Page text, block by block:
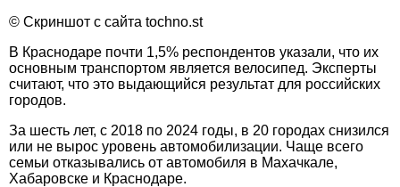
© Скриншот с сайта tochno.st
В Краснодаре почти 1,5% респондентов указали, что их
основным транспортом является велосипед. Эксперты
считают, что это выдающийся результат для российских
городов.
За шесть лет, с 2018 по 2024 годы, в 20 городах снизился
или не вырос уровень автомобилизации. Чаще всего
семьи отказывались от автомобиля в Махачкале,
Хабаровске и Краснодаре.